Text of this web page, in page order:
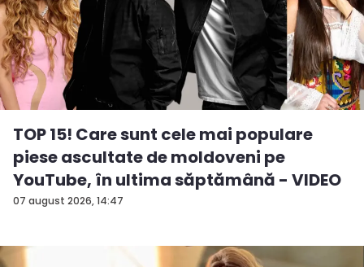
07 august 2026, 14:47
TOP 15! Care sunt cele mai populare
piese ascultate de moldoveni pe
YouTube, în ultima săptămână - VIDEO